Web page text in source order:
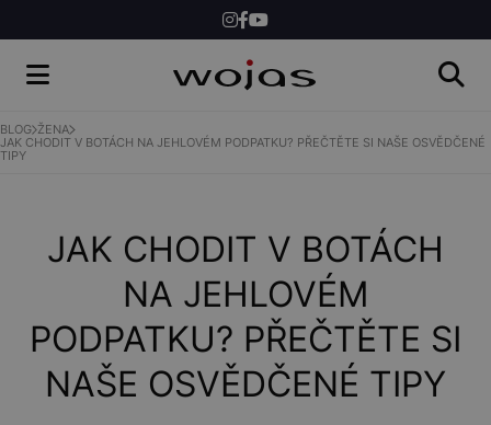
BLOG ŽENA
JAK CHODIT V BOTÁCH NA JEHLOVÉM PODPATKU? PŘEČTĚTE SI NAŠE OSVĚDČENÉ
TIPY
JAK CHODIT V BOTÁCH
NA JEHLOVÉM
PODPATKU? PŘEČTĚTE SI
NAŠE OSVĚDČENÉ TIPY